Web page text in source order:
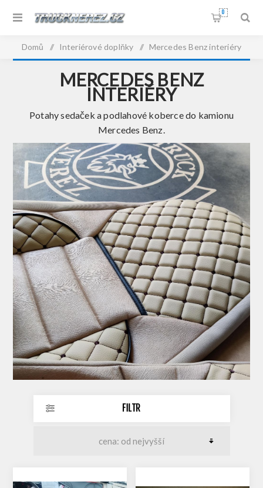
0
Domů / Interiérové doplňky / Mercedes Benz interiéry
MERCEDES BENZ
INTERIÉRY
Potahy sedaček a podlahové koberce do kamionu
Mercedes Benz.
FILTR